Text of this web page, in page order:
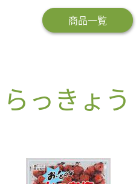
商品一覧
っきょう